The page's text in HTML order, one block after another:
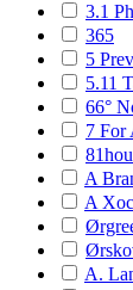
3.1
365
5
5.11
66°
7 For
A
A
A.